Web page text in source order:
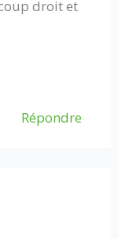
droit et
Répondre